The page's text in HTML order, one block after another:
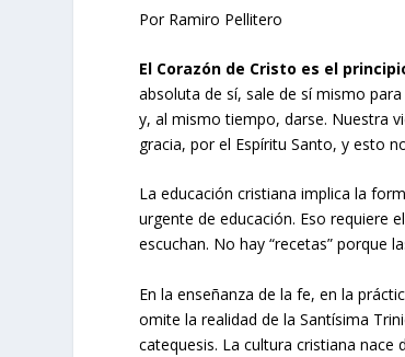
Por Ramiro Pellitero
El Corazón de Cristo es el
absoluta de sí, sale de sí mismo
y, al mismo tiempo, darse. Nuestra
gracia, por el Espíritu Santo, y esto
La educación cristiana implica la
urgente de educación. Eso requiere el
escuchan. No hay “recetas” porque
En la enseñanza de la fe, en la
omite la realidad de la Santísima
catequesis. La cultura cristiana nace